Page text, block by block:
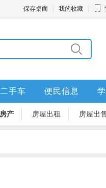
保存桌面 我的收藏
二手车 便民信息
房产 房屋出租 房屋出